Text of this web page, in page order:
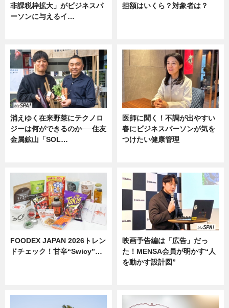
非課税枠拡大」がビジネスパ
ーソンに与えるイ…
担額はいくら？対象者は？
消えゆく在来野菜にテクノロ
ジーは何ができるのか──住友
金属鉱山「SOL…
医師に聞く！不調が出やすい
春にビジネスパーソンが気を
つけたい健康管理
FOODEX JAPAN 2026トレン
ドチェック！甘辛“Swicy”…
映画予告編は「広告」だっ
た！MENSA会員が明かす“人
を動かす設計図”